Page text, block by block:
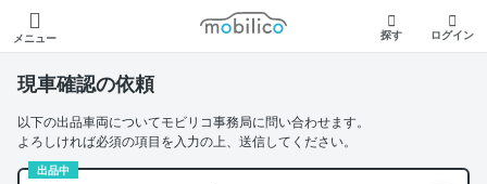
メニュー
モビリコ
探す ログイン
現車確認の依頼
以下の出品車両についてモビリコ事務局に問い合わせます。
よろしければ必須の項目を入力の上、送信してください。
出品中